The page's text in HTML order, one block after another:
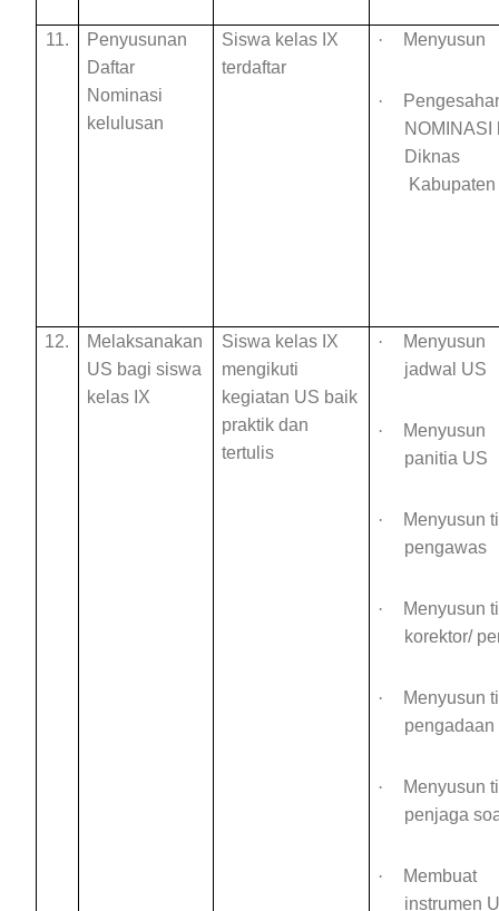
11.
Penyusunan
Daftar
Nominasi
kelulusan
Siswa kelas IX
terdaftar
· Menyusun
·
NOMINASI
Diknas
Kabupaten
12.
Melaksanakan
US bagi siswa
kelas IX
Siswa kelas IX
mengikuti
kegiatan US baik
praktik dan
tertulis
·
Menyusun
jadwal US
·
Menyusun
panitia US
·
Menyusun
pengawas
·
Menyusun
korektor/
·
Menyusun
pengadaan
·
Menyusun
penjaga
·
Membuat
instrumen